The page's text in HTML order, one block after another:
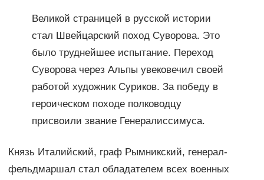
Великой страницей в русской истории
стал Швейцарский поход Суворова. Это
было труднейшее испытание. Переход
Суворова через Альпы увековечил своей
работой художник Суриков. За победу в
героическом походе полководцу
присвоили звание Генералиссимуса.
Князь Италийский, граф Рымникский, генерал-
фельдмаршал стал обладателем всех военных